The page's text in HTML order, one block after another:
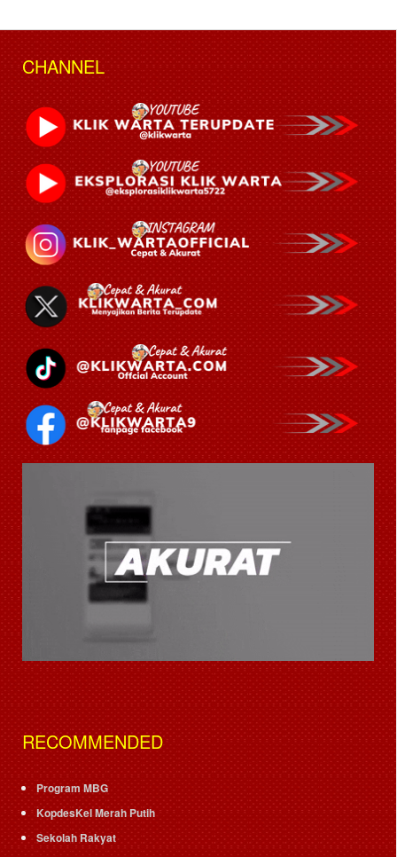
CHANNEL
RECOMMENDED
Program MBG
KopdesKel Merah Putih
Sekolah Rakyat